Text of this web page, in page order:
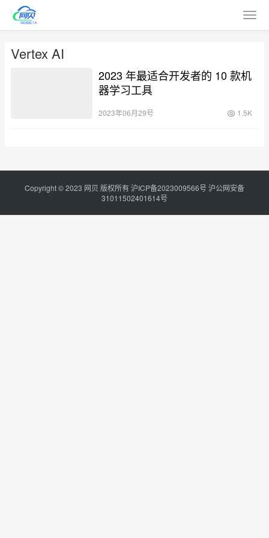
Vertex AI
2023 年最适合开发者的 10 款机
器学习工具
2023年06月29号 1.5K
Copyright © 2023 网贝 版权所有沪ICP备2023009566号 沪公网安备
31011502401614号